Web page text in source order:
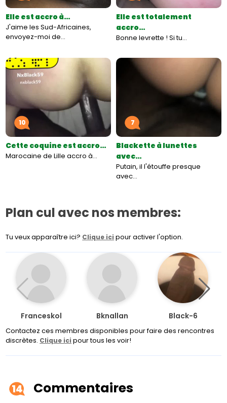
Elle est accro à…
J'aime les Sud-Africaines,
envoyez-moi de…
Elle est totalement
accro…
Bonne levrette ! Si tu…
10
Cette coquine est accro…
Marocaine de Lille accro à…
7
Blackette à lunettes
avec…
Putain, il l'étouffe presque
avec…
Plan cul avec nos membres:
Tu veux apparaître ici? Clique ici pour activer l'option.
Franceskol Bknallan Black-6
Contactez ces membres disponibles pour faire des rencontres
discrètes. Clique ici pour tous les voir!
14 Commentaires